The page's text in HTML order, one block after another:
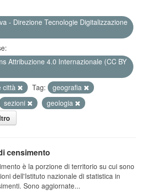
- Direzione Tecnologie Digitalizzazione
Attribuzione 4.0 Internazionale (CC BY
città Tag:
geografia
sezioni
geologia
censimento
è la porzione di territorio su cui sono
dell'Istituto nazionale di statistica in
Sono aggiornate...